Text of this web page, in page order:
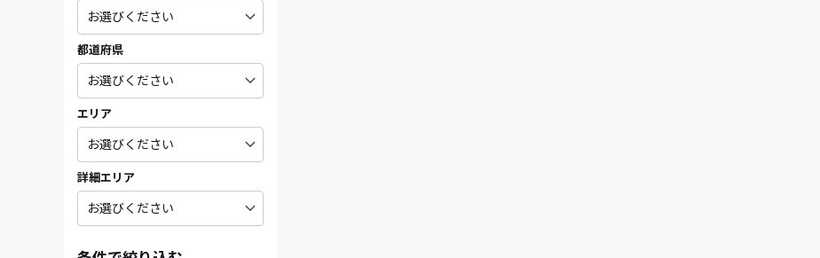
都道府県
エリア
詳細エリア